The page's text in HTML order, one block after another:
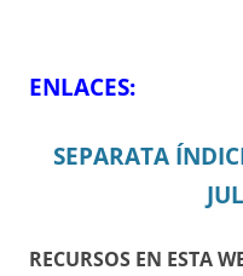
ENLACES:
SEPARATA
RECURSOS EN ESTA